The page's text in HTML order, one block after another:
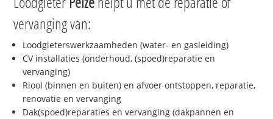
vervanging van:
Loodgieterswerkzaamheden (water- en gasleiding)
CV installaties (onderhoud, (spoed)reparatie en
vervanging)
Riool (binnen en buiten) en afvoer ontstoppen, reparatie,
renovatie en vervanging
Dak(spoed)reparaties en vervanging (dakpannen en